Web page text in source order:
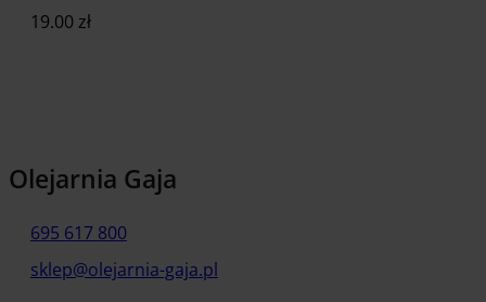
19.00 zł
Olejarnia Gaja
695 617 800
sklep@olejarnia-gaja.pl